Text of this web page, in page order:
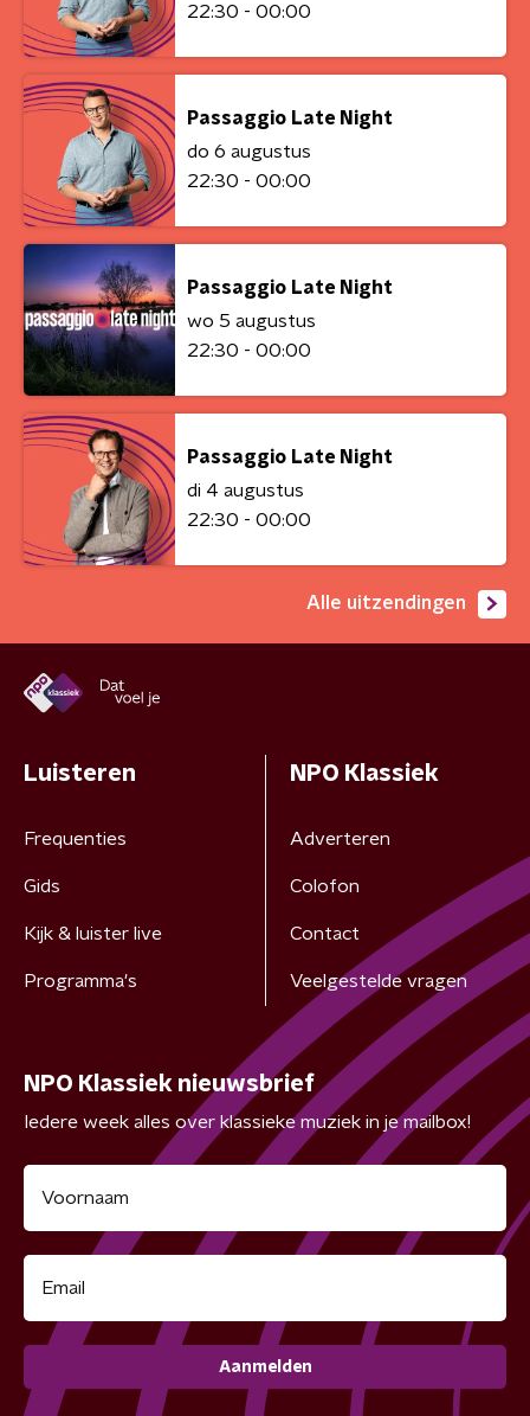
22:30 - 00:00
Passaggio Late Night
do 6 augustus
22:30 - 00:00
Passaggio Late Night
wo 5 augustus
22:30 - 00:00
Passaggio Late Night
di 4 augustus
22:30 - 00:00
Alle uitzendingen
Luisteren
Frequenties
Gids
Kijk & luister live
Programma's
NPO Klassiek
Adverteren
Colofon
Contact
Veelgestelde vragen
NPO Klassiek nieuwsbrief
Iedere week alles over klassieke muziek in je mailbox!
Aanmelden